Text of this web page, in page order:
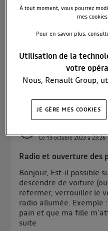
Bonjour, Lorsqu'on
allumés, je n'en
que l'activation du
même côté. Est-ce
Lire les 5 réponses
Le13 octobre 2023à23:26
Radio et ouverture des
Bonjour, Est-il possible
descendre de voiture
refermer, verrouiller le
radio allumée. Exemple
pain et que ma fille
suite
À tout moment, vous pourrez
mes
Pour en savoir plus,
Utilisation de la
votre
Nous, Renault Group,
cette notice de
télécom participant
La technologie Utiq a
de vos données
Elle utilise un
télécom basé sur votre
de votre contrat
JE GÈRE MES COOKIES